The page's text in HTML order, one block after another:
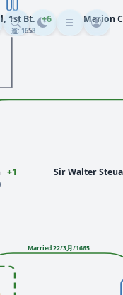
Married 22/3月/1665
+1 Sir Walter
Marion
1st Bt.
逝: 1658
+6